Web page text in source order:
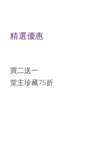
​精選優惠
買二送一
堂主珍藏75折